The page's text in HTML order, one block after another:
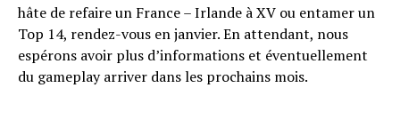
hâte de refaire un France – Irlande à XV ou entamer un
Top 14, rendez-vous en janvier. En attendant, nous
espérons avoir plus d’informations et éventuellement
du gameplay arriver dans les prochains mois.